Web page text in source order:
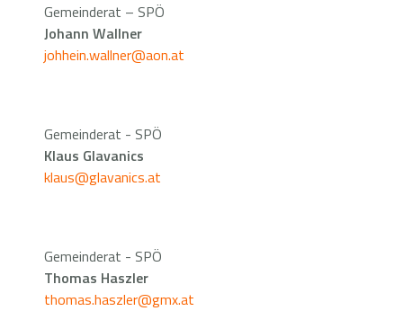
Gemeinderat – SPÖ
Johann Wallner
johhein.wallner@aon.at
Gemeinderat - SPÖ
Klaus Glavanics
klaus@glavanics.at
Gemeinderat - SPÖ
Thomas Haszler
thomas.haszler@gmx.at